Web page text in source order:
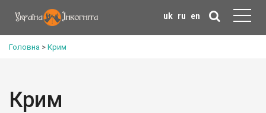
uk ru en
Головна > Крим
Крим